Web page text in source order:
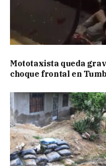
Mototaxista queda
choque frontal en